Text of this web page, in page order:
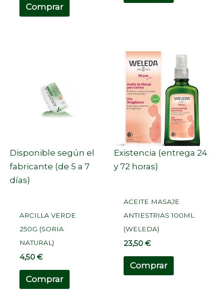
Comprar
Disponible según el
fabricante (de 5 a 7
días)
ARCILLA VERDE
250G (SORIA
NATURAL)
4,50€
Comprar
Existencia (entrega 24
y 72 horas)
ACEITE MASAJE
ANTIESTRIAS 100ML
(WELEDA)
23,50€
Comprar